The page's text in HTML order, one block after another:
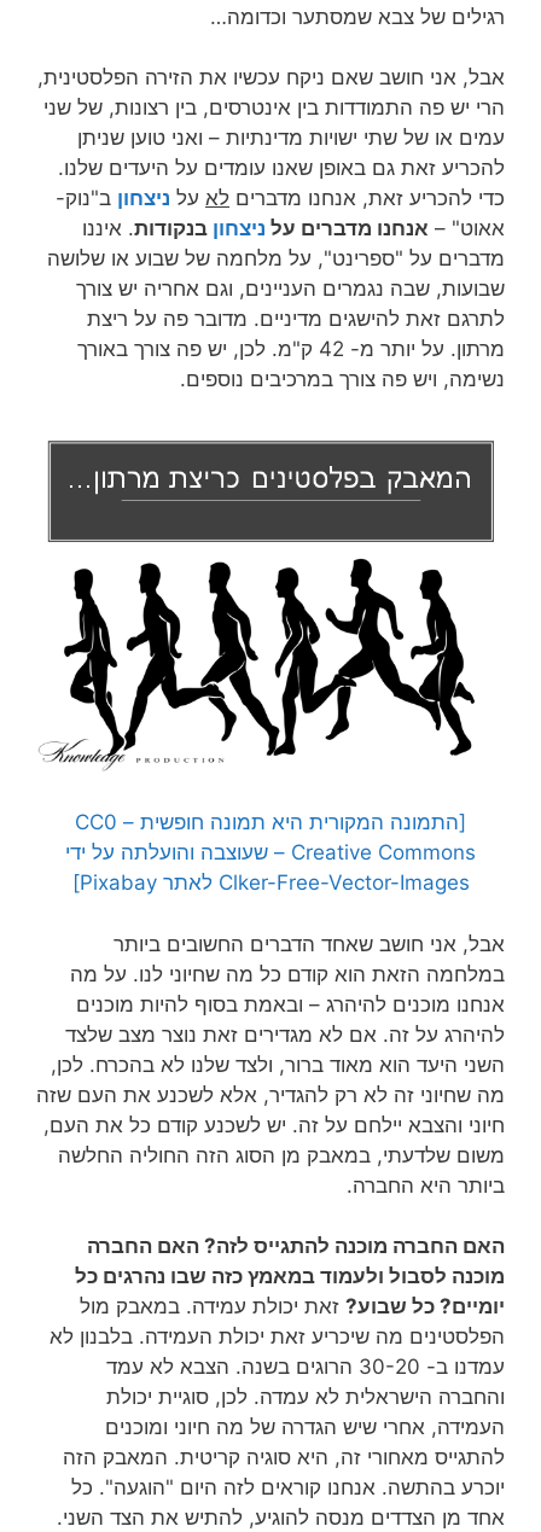
רגילים של צבא שמסתער וכדומה…
אבל, אני חושב שאם ניקח עכשיו את הזירה הפלסטינית,
הרי יש פה התמודדות בין אינטרסים, בין רצונות, של שני
עמים או של שתי ישויות מדינתיות – ואני טוען שניתן
להכריע זאת גם באופן שאנו עומדים על היעדים שלנו.
כדי להכריע זאת, אנחנו מדברים לא על ניצחון ב"נוק-
אאוט" – אנחנו מדברים על ניצחון בנקודות. איננו
מדברים על "ספרינט", על מלחמה של שבוע או שלושה
שבועות, שבה נגמרים העניינים, וגם אחריה יש צורך
לתרגם זאת להישגים מדיניים. מדובר פה על ריצת
מרתון. על יותר מ- 42 ק"מ. לכן, יש פה צורך באורך
נשימה, ויש פה צורך במרכיבים נוספים.
[התמונה המקורית היא תמונה חופשית – CC0
Creative Commons – שעוצבה והועלתה על ידי
Clker-Free-Vector-Images לאתר Pixabay]
אבל, אני חושב שאחד הדברים החשובים ביותר
במלחמה הזאת הוא קודם כל מה שחיוני לנו. על מה
אנחנו מוכנים להיהרג – ובאמת בסוף להיות מוכנים
להיהרג על זה. אם לא מגדירים זאת נוצר מצב שלצד
השני היעד הוא מאוד ברור, ולצד שלנו לא בהכרח. לכן,
מה שחיוני זה לא רק להגדיר, אלא לשכנע את העם שזה
חיוני והצבא יילחם על זה. יש לשכנע קודם כל את העם,
משום שלדעתי, במאבק מן הסוג הזה החוליה החלשה
ביותר היא החברה.
האם החברה מוכנה להתגייס לזה? האם החברה
מוכנה לסבול ולעמוד במאמץ כזה שבו נהרגים כל
יומיים? כל שבוע? זאת יכולת עמידה. במאבק מול
הפלסטינים מה שיכריע זאת יכולת העמידה. בלבנון לא
עמדנו ב- 30-20 הרוגים בשנה. הצבא לא עמד
והחברה הישראלית לא עמדה. לכן, סוגיית יכולת
העמידה, אחרי שיש הגדרה של מה חיוני ומוכנים
להתגייס מאחורי זה, היא סוגיה קריטית. המאבק הזה
יוכרע בהתשה. אנחנו קוראים לזה היום "הוגעה". כל
אחד מן הצדדים מנסה להוגיע, להתיש את הצד השני.